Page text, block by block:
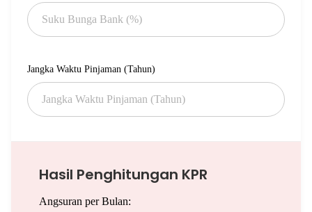
Jangka Waktu Pinjaman (Tahun)
Hasil Penghitungan KPR
Angsuran per Bulan: